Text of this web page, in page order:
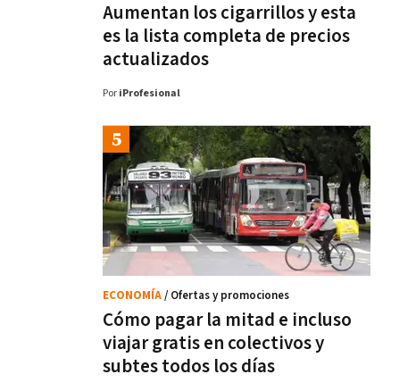
Aumentan los cigarrillos y esta
es la lista completa de precios
actualizados
Por iProfesional
Cómo pagar la mitad e incluso
viajar gratis en colectivos y
subtes todos los días
ECONOMÍA/ Ofertas y promociones